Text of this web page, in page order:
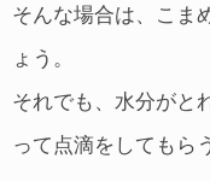
そんな場合は、こま
ょう。
それでも、水分がと
って点滴をしてもら